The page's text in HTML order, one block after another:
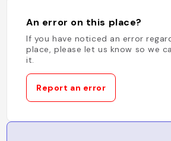
An error on this place?
If you have noticed an error
place, please let us know so we
it.
Report an error